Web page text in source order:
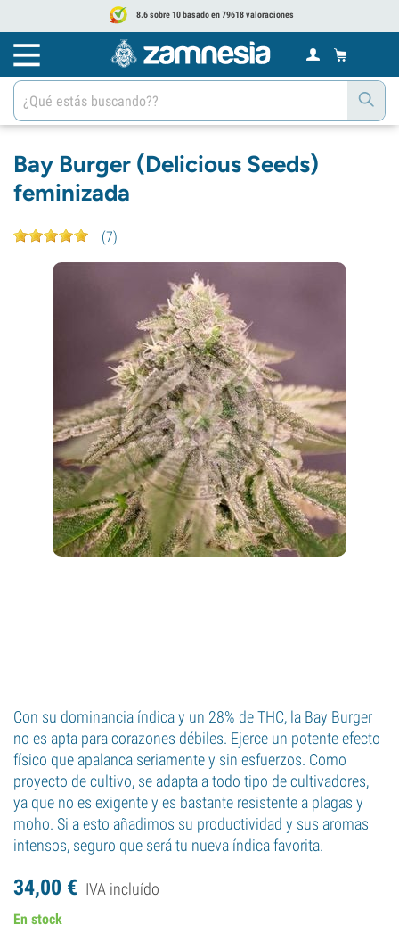
8.6 sobre 10 basado en 79618 valoraciones
Bay Burger (Delicious Seeds)
feminizada
(7)
Con su dominancia índica y un 28% de THC, la Bay Burger
no es apta para corazones débiles. Ejerce un potente efecto
físico que apalanca seriamente y sin esfuerzos. Como
proyecto de cultivo, se adapta a todo tipo de cultivadores,
ya que no es exigente y es bastante resistente a plagas y
moho. Si a esto añadimos su productividad y sus aromas
intensos, seguro que será tu nueva índica favorita.
34,00 € IVA incluído
En stock